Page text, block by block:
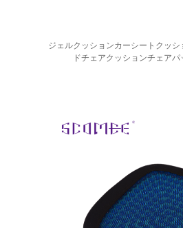
ジェルクッションカーシートクッ
ドチェアクッションチェア